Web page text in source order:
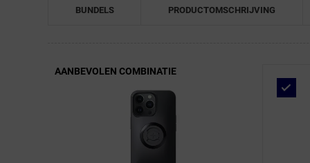
BUNDELS PRODUCTOMSCHRIJVING
AANBEVOLEN COMBINATIE